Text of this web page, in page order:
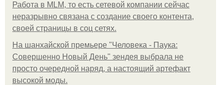
Работа в MLM, то есть сетевой компании сейчас
неразрывно связана с создание своего контента,
своей страницы в соц сетях.
На шанхайской премьере "Человека - Паука:
Совершенно Новый День" зендея выбрала не
просто очередной наряд, а настоящий артефакт
высокой моды.